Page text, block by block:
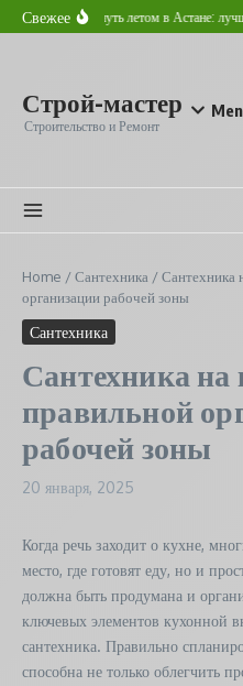
Перейти к содержанию
Свежее
Где отдохнуть летом в Астане:
Строй-мастер
Строительство и Ремонт
Home /Сантехника /Сантехника
организации рабочей зоны
Сантехника
Сантехника на
правильной
рабочей зоны
20 января, 2025
Когда речь заходит о кухне,
место, где готовят еду, но и
должна быть продумана и
ключевых элементов кухонной
сантехника. Правильно
способна не только облегчить